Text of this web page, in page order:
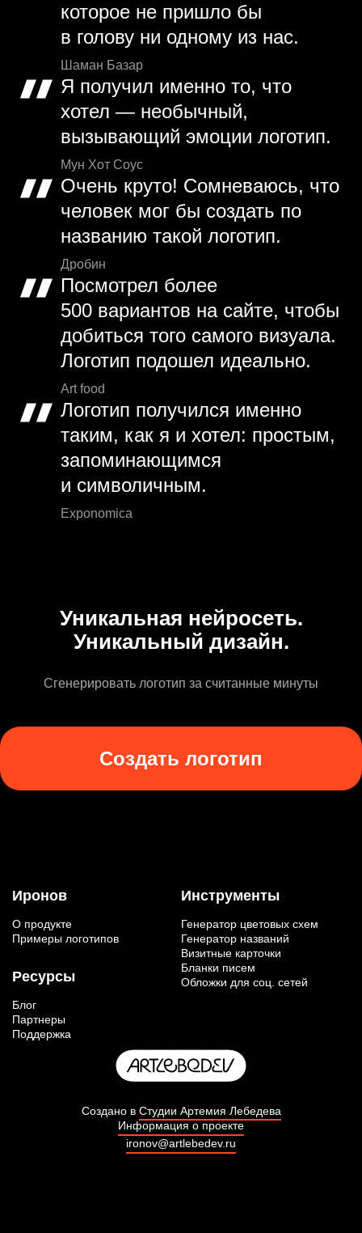
которое не пришло бы
в голову ни одному из нас.
Шаман Базар
Я получил именно то, что
хотел — необычный,
вызывающий эмоции логотип.
Мун Хот Соус
Очень круто! Сомневаюсь, что
человек мог бы создать по
названию такой логотип.
Дробин
Посмотрел более
500 вариантов на сайте, чтобы
добиться того самого визуала.
Логотип подошел идеально.
Art food
Логотип получился именно
таким, как я и хотел: простым,
запоминающимся
и символичным.
Exponomica
Уникальная нейросеть.
Уникальный дизайн.
Сгенерировать логотип за считанные минуты
Создать логотип
Иронов
О продукте
Примеры логотипов
Ресурсы
Блог
Партнеры
Поддержка
Инструменты
Генератор цветовых схем
Генератор названий
Визитные карточки
Бланки писем
Обложки для соц. сетей
Создано в Студии Артемия Лебедева
Информация о проекте
ironov@artlebedev.ru